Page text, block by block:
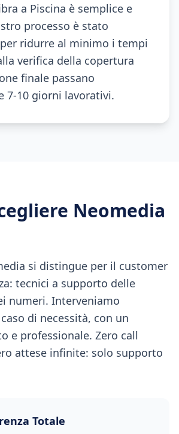
a Piscina è semplice e
processo è stato
ridurre al minimo i tempi
verifica della copertura
finale passano
7-10 giorni lavorativi.
Neomedia
si distingue per il customer
tecnici a supporto delle
numeri. Interveniamo
di necessità, con un
e professionale. Zero call
attese infinite: solo supporto
Totale